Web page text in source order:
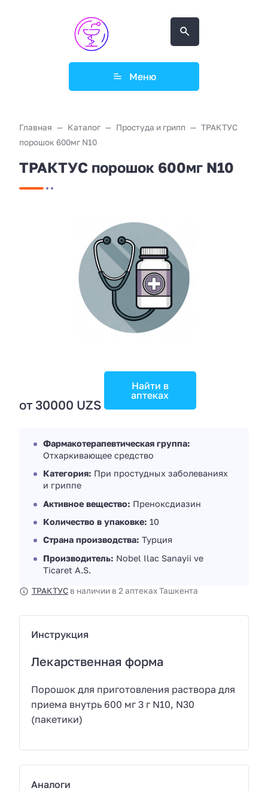
Меню
Главная Каталог Простуда и грипп
ТРАКТУС
порошок 600мг N10
ТРАКТУС порошок 600мг N10
от 30000 UZS
Найти в
аптеках
Фармакотерапевтическая группа:
Отхаркивающее средство
Категория: При простудных заболеваниях
и гриппе
Активное вещество: Преноксдиазин
Количество в упаковке: 10
Страна производства: Турция
Производитель: Nobel Ilac Sanayii ve
Ticaret A.S.
ТРАКТУСв наличии в 2 аптеках Ташкента
Инструкция
Лекарственная форма
Порошок для приготовления раствора для
приема внутрь 600 мг 3 г N10, N30
(пакетики)
Аналоги